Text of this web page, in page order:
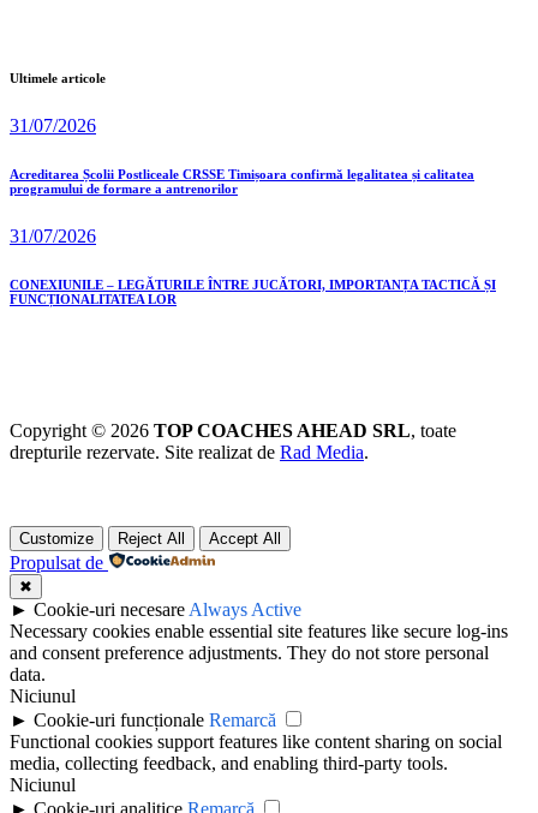
Ultimele articole
31/07/2026
Acreditarea Școlii Postliceale CRSSE Timișoara confirmă legalitatea și calitatea
programului de formare a antrenorilor
31/07/2026
CONEXIUNILE – LEGĂTURILE ÎNTRE JUCĂTORI, IMPORTANȚA TACTICĂ ȘI
FUNCȚIONALITATEA LOR
Copyright © 2026 TOP COACHES AHEAD SRL, toate
drepturile rezervate. Site realizat de Rad Media.
Customize Reject All Accept All
Propulsat de
✖
► Cookie-uri necesare Always Active
Necessary cookies enable essential site features like secure log-ins
and consent preference adjustments. They do not store personal
data.
Niciunul
► Cookie-uri funcționale Remarcă
Functional cookies support features like content sharing on social
media, collecting feedback, and enabling third-party tools.
Niciunul
► Cookie-uri analitice Remarcă